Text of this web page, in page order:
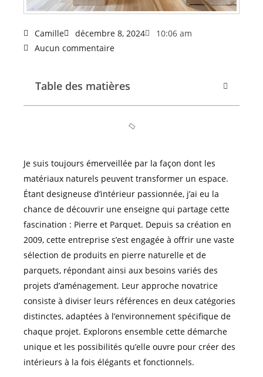
Camille décembre 8, 2024
10:06 am
Aucun commentaire
Table des matières
Je suis toujours émerveillée par la façon dont les
matériaux naturels peuvent transformer un espace.
Étant designeuse d’intérieur passionnée, j’ai eu la
chance de découvrir une enseigne qui partage cette
fascination : Pierre et Parquet. Depuis sa création en
2009, cette entreprise s’est engagée à offrir une vaste
sélection de produits en pierre naturelle et de
parquets, répondant ainsi aux besoins variés des
projets d’aménagement. Leur approche novatrice
consiste à diviser leurs références en deux catégories
distinctes, adaptées à l’environnement spécifique de
chaque projet. Explorons ensemble cette démarche
unique et les possibilités qu’elle ouvre pour créer des
intérieurs à la fois élégants et fonctionnels.